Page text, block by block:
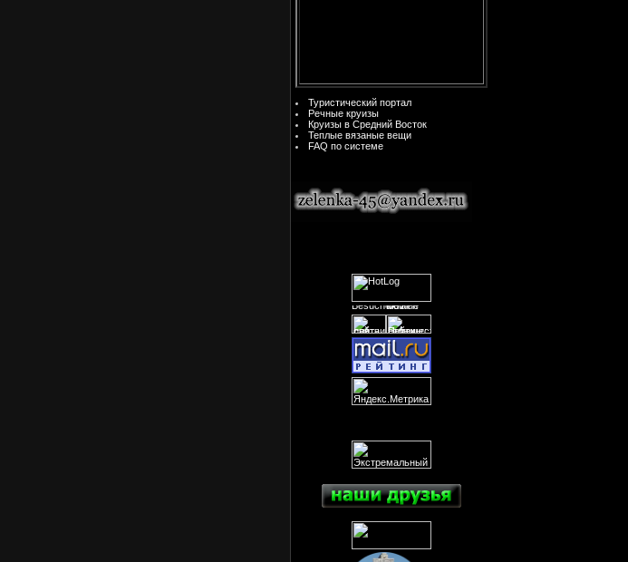
Туристический портал
Речные круизы
Круизы в Средний Восток
Теплые вязаные вещи
FAQ по системе